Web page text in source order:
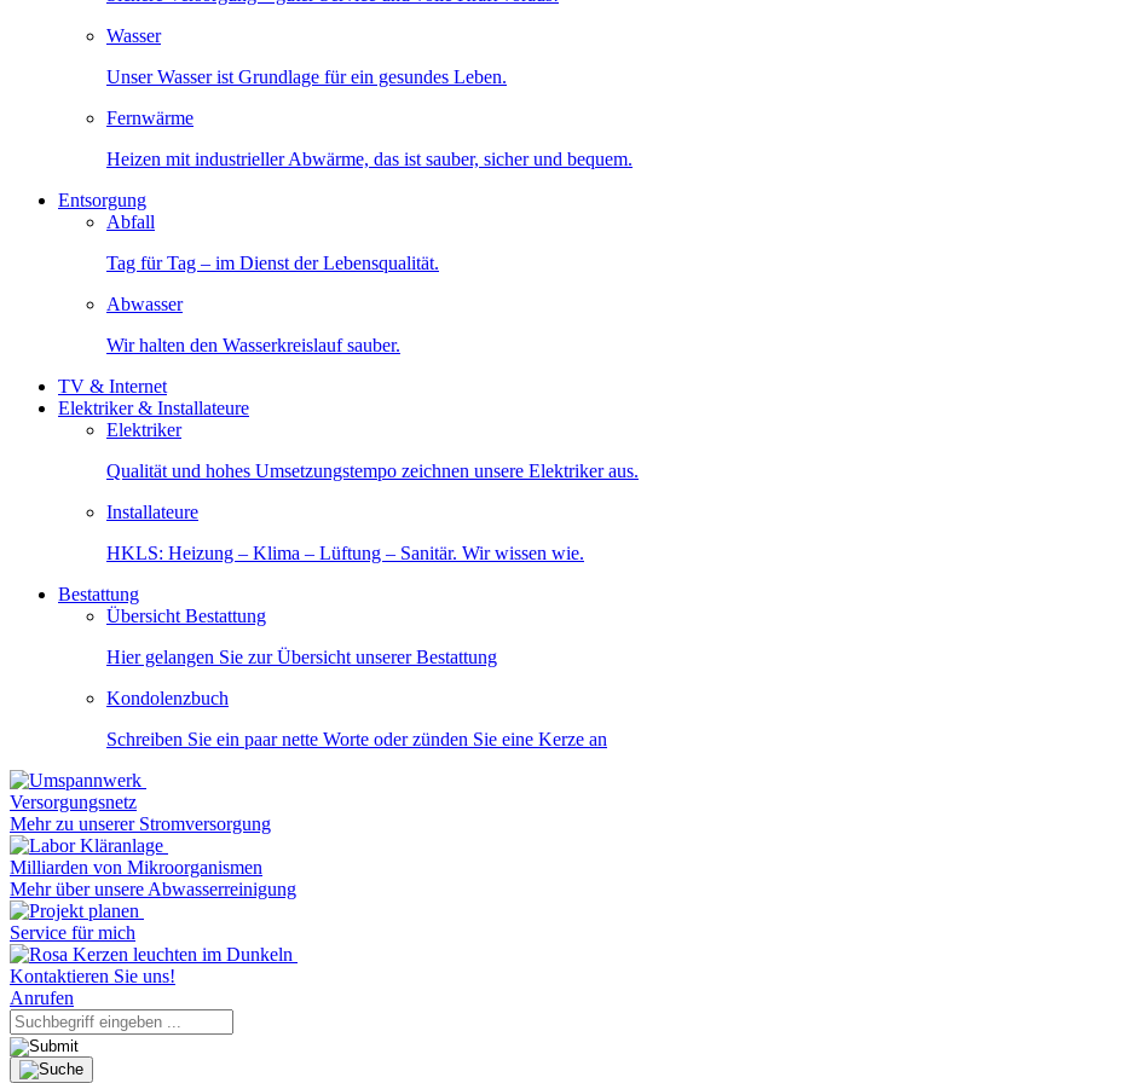
Wasser
Unser Wasser ist Grundlage für ein gesundes Leben.
Fernwärme
Heizen mit industrieller Abwärme, das ist sauber, sicher und bequem.
Entsorgung
Abfall
Tag für Tag – im Dienst der Lebensqualität.
Abwasser
Wir halten den Wasserkreislauf sauber.
TV & Internet
Elektriker & Installateure
Elektriker
Qualität und hohes Umsetzungstempo zeichnen unsere Elektriker aus.
Installateure
HKLS: Heizung – Klima – Lüftung – Sanitär. Wir wissen wie.
Bestattung
Übersicht Bestattung
Hier gelangen Sie zur Übersicht unserer Bestattung
Kondolenzbuch
Schreiben Sie ein paar nette Worte oder zünden Sie eine Kerze an
Versorgungsnetz
Mehr zu unserer Stromversorgung
Milliarden von Mikroorganismen
Mehr über unsere Abwasserreinigung
Service für mich
Kontaktieren Sie uns!
Anrufen